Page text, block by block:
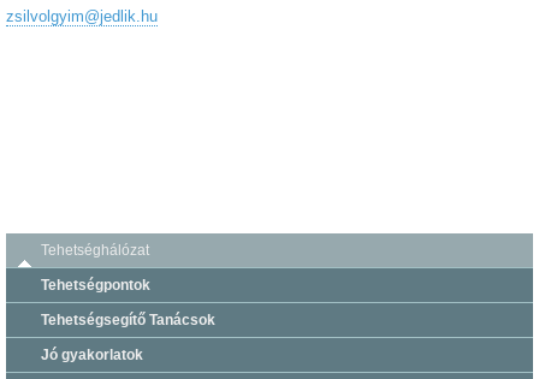
zsilvolgyim@jedlik.hu
Tehetséghálózat
Tehetségpontok
Tehetségsegítő Tanácsok
Jó gyakorlatok